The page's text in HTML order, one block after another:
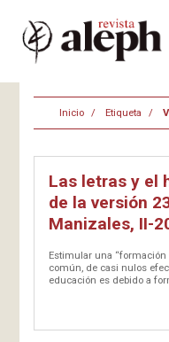
Inicio Etiqueta
Las letras y el
de la versión
Manizales, II-
Estimular una
común, de casi nulos
educación es debido a